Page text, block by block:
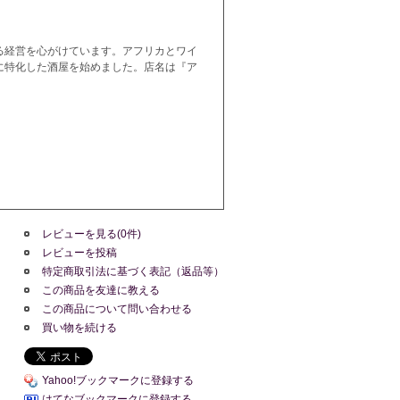
営を心がけています。アフリカとワイ
化した酒屋を始めました。店名は『ア
レビューを見る(0件)
レビューを投稿
特定商取引法に基づく表記（返品等）
この商品を友達に教える
この商品について問い合わせる
買い物を続ける
Yahoo!ブックマークに登録する